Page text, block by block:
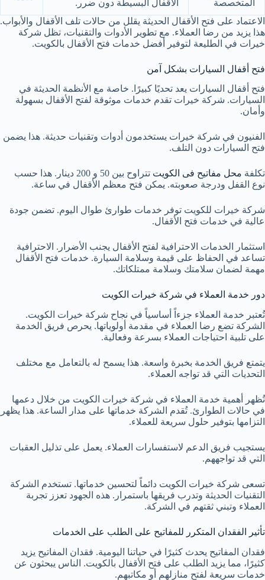
المتخصصة
الأقفال البسيطة دون ضرر.
الاعتماد على فتح الأقفال الحديثة يقلل من حالات تلف الأقفال والأبواب.
هذا يزيد من رضا العملاء. مع تطوير الأدوات والتقنيات، تظل شركة
خيرات في الطليعة لتوفير أفضل خدمات فتح الأقفال بالكويت.
فتح أقفال السيارات بشكل آمن
فتح أقفال السيارات يعد تحديًا كبيرًا. خاصة مع الأنظمة الحديثة في
السيارات. شركة خيرات تقدم خدمات موثوقة لفتح الأقفال بسهولة
وأمان.
الفنيون في شركة خيرات يستخدمون أدوات وتقنيات حديثة. هذا يضمن
فتح السيارات دون التلف.
تكلفة محل مفاتيح فى الكويت
تتراوح بين 50 و 200 دينار. هذا حسب
نوع القفل ودرجة صعوبته. يمكن فتح معظم الأقفال في ساعة.
شركة خيرات للكويت توفر خدمات طوارئ طوال اليوم. تضمن جودة
عالية في خدمات فتح الأقفال.
استثمار الخدمات الاحترافية لفتح الأقفال يجنب الأضرار. الاحترافية
تساعد في الحفاظ على قيمة وسلامة السيارة. خدمات فتح الأقفال
مهمة لضمان سلامتك وسلامة ممتلكاتك.
دور خدمة العملاء في شركة خيرات الكويت
تُعتبر خدمة العملاء جزءاً أساسياً في نجاح شركة خيرات الكويت.
الشركة تضع رضا العملاء في مقدمة أولوياتها. يحرص فريق الخدمة
على تلبية احتياجات العملاء بسرعة وفعالية.
يتمتع فريق الخدمة بخبرة واسعة. هذا يسمح له بالتعامل مع مختلف
التحديات التي قد تواجه العملاء.
تُظهر أهمية خدمة العملاء في شركة خيرات الكويت من خلال دعمها
في حالات الطوارئ. تُقدم الشركة خدماتها على مدار الساعة. هذا يظهر
التزامها بتوفير حلول سريعة للعملاء.
يستجيب فريق الدعم لاستفسارات العملاء. يعمل على تذليل العقبات
التي قد تواجههم.
تسعى شركة خيرات الكويت دائماً لتحسين خدماتها. تستخدم الشركة
التقنيات الحديثة وتدرب فريقها باستمرار. هذه الجهود تعزز تجربة
العملاء وتبني ثقتهم في الشركة.
تأثير الفقدان المتكرر للمفاتيح على الطلب على الخدمات
فقدان المفاتيح يحدث كثيرًا في حياتنا اليومية. فقدان المفاتيح يزيد
كثيرًا، مما يزيد الطلب على فتح الأقفال بالكويت. الناس يبحثون عن
خدمات سريعة لفتح منازلهم أو مكاتبهم.